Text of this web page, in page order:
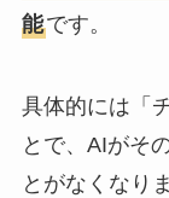
能です。
具体的には「
とで、AIがそ
とがなくなり